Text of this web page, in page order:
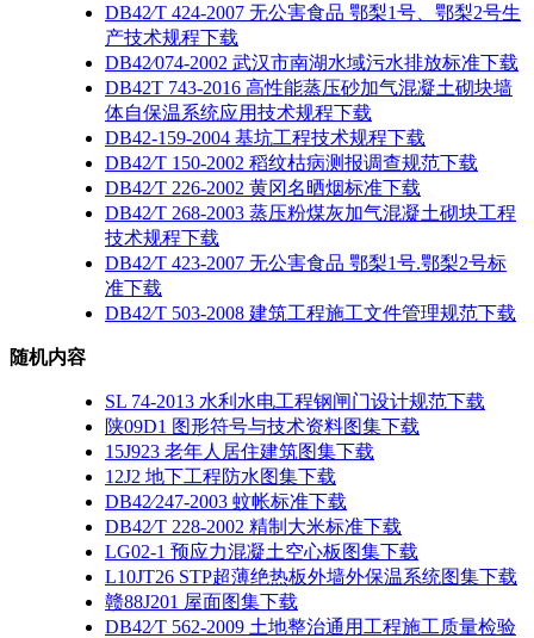
DB42∕T 424-2007 无公害食品 鄂梨1号、鄂梨2号生
产技术规程下载
DB42∕074-2002 武汉市南湖水域污水排放标准下载
DB42T 743-2016 高性能蒸压砂加气混凝土砌块墙
体自保温系统应用技术规程下载
DB42-159-2004 基坑工程技术规程下载
DB42∕T 150-2002 稻纹枯病测报调查规范下载
DB42∕T 226-2002 黄冈名晒烟标准下载
DB42∕T 268-2003 蒸压粉煤灰加气混凝土砌块工程
技术规程下载
DB42∕T 423-2007 无公害食品 鄂梨1号.鄂梨2号标
准下载
DB42∕T 503-2008 建筑工程施工文件管理规范下载
随机内容
SL 74-2013 水利水电工程钢闸门设计规范下载
陕09D1 图形符号与技术资料图集下载
15J923 老年人居住建筑图集下载
12J2 地下工程防水图集下载
DB42∕247-2003 蚊帐标准下载
DB42∕T 228-2002 精制大米标准下载
LG02-1 预应力混凝土空心板图集下载
L10JT26 STP超薄绝热板外墙外保温系统图集下载
赣88J201 屋面图集下载
DB42∕T 562-2009 土地整治通用工程施工质量检验